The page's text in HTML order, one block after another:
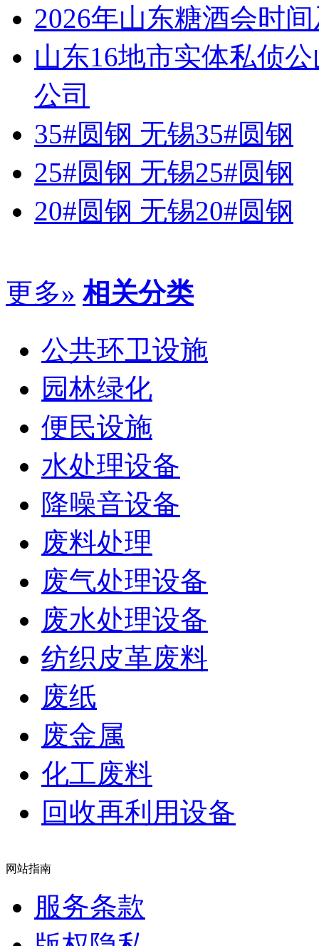
2026年山东糖酒会时
山东16地市实体私侦
公司
35#圆钢 无锡35#圆钢
25#圆钢 无锡25#圆钢
20#圆钢 无锡20#圆钢
更多» 相关分类
公共环卫设施
园林绿化
便民设施
水处理设备
降噪音设备
废料处理
废气处理设备
废水处理设备
纺织皮革废料
废纸
废金属
化工废料
回收再利用设备
网站指南
服务条款